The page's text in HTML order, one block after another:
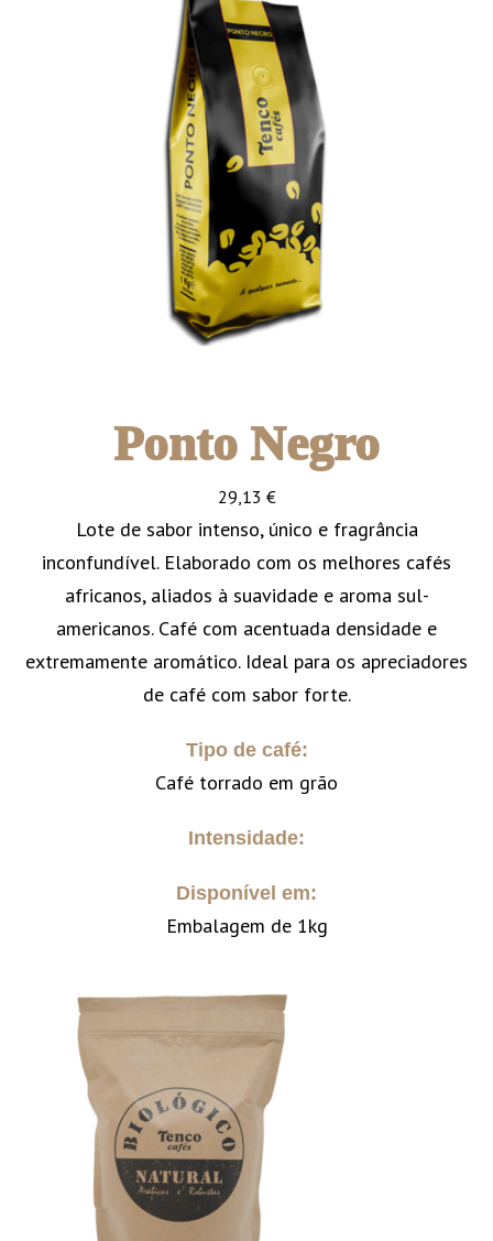
Ponto Negro
29,13 €
Lote de sabor intenso, único e fragrância
inconfundível. Elaborado com os melhores cafés
africanos, aliados à suavidade e aroma sul-
americanos. Café com acentuada densidade e
extremamente aromático. Ideal para os apreciadores
de café com sabor forte.
Tipo de café:
Café torrado em grão
Intensidade:
Disponível em:
Embalagem de 1kg